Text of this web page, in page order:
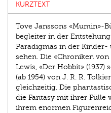
KURZTEXT
Tove Janssons «Mumin»-
begleiter in der
Paradigmas in der
sehen. Die «Chroniken von
Lewis, «Der Hobbit» (1937)
(ab 1954) von J. R. R.
gleichzeitig. Die
die Fantasy mit ihrer Fülle
ihrem enormen